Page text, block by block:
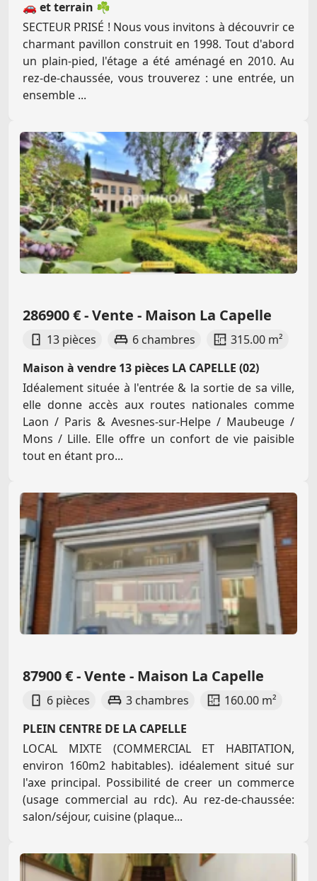
🚗 et terrain ☘️
SECTEUR PRISÉ ! Nous vous invitons à découvrir ce
charmant pavillon construit en 1998. Tout d'abord
un plain-pied, l'étage a été aménagé en 2010. Au
rez-de-chaussée, vous trouverez : une entrée, un
ensemble ...
286900 € - Vente - Maison La Capelle
13 pièces 6 chambres
315.00 m²
Maison à vendre 13 pièces LA CAPELLE (02)
Idéalement située à l'entrée & la sortie de sa ville,
elle donne accès aux routes nationales comme
Laon / Paris & Avesnes-sur-Helpe / Maubeuge /
Mons / Lille. Elle offre un confort de vie paisible
tout en étant pro...
87900 € - Vente - Maison La Capelle
6 pièces 3 chambres
160.00 m²
PLEIN CENTRE DE LA CAPELLE
LOCAL MIXTE (COMMERCIAL ET HABITATION,
environ 160m2 habitables). idéalement situé sur
l'axe principal. Possibilité de creer un commerce
(usage commercial au rdc). Au rez-de-chaussée:
salon/séjour, cuisine (plaque...